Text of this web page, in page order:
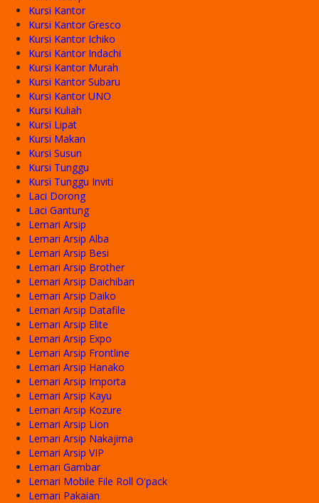
Kursi Kantor
Kursi Kantor Gresco
Kursi Kantor Ichiko
Kursi Kantor Indachi
Kursi Kantor Murah
Kursi Kantor Subaru
Kursi Kantor UNO
Kursi Kuliah
Kursi Lipat
Kursi Makan
Kursi Susun
Kursi Tunggu
Kursi Tunggu Inviti
Laci Dorong
Laci Gantung
Lemari Arsip
Lemari Arsip Alba
Lemari Arsip Besi
Lemari Arsip Brother
Lemari Arsip Daichiban
Lemari Arsip Daiko
Lemari Arsip Datafile
Lemari Arsip Elite
Lemari Arsip Expo
Lemari Arsip Frontline
Lemari Arsip Hanako
Lemari Arsip Importa
Lemari Arsip Kayu
Lemari Arsip Kozure
Lemari Arsip Lion
Lemari Arsip Nakajima
Lemari Arsip VIP
Lemari Gambar
Lemari Mobile File Roll O'pack
Lemari Pakaian